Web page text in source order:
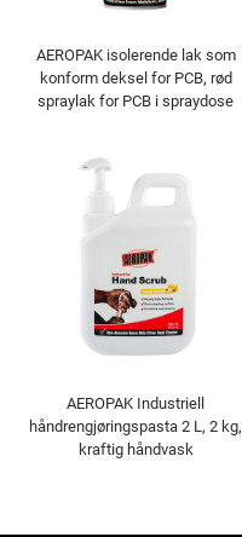
AEROPAK isolerende lak som
konform deksel for PCB, rød
spraylak for PCB i spraydose
AEROPAK Industriell
håndrengjøringspasta 2 L, 2 kg,
kraftig håndvask